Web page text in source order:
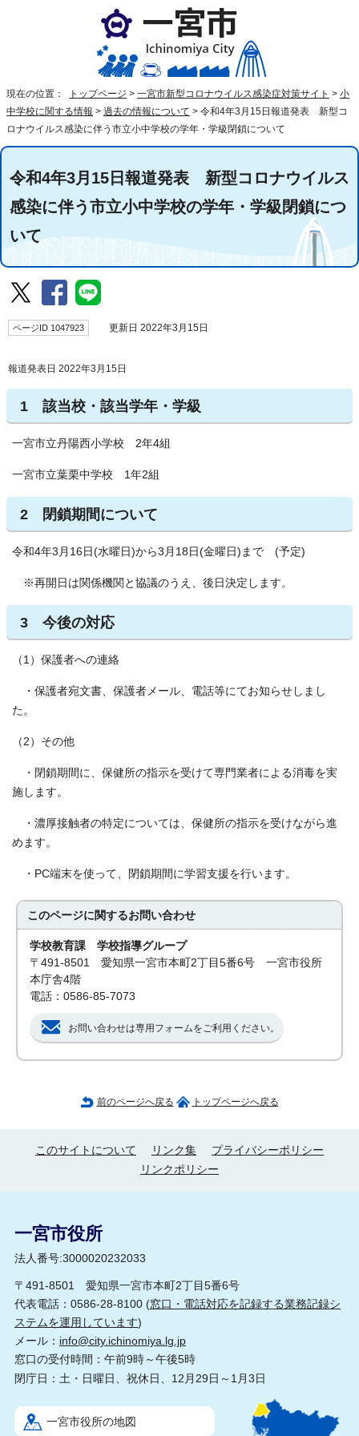
現在の位置： トップページ > 一宮市新型コロナウイルス感染症対策サイト > 小
中学校に関する情報 > 過去の情報について > 令和4年3月15日報道発表 新型コ
ロナウイルス感染に伴う市立小中学校の学年・学級閉鎖について
令和4年3月15日報道発表 新型コロナウイルス
感染に伴う市立小中学校の学年・学級閉鎖につ
いて
ページID 1047923 更新日 2022年3月15日
報道発表日 2022年3月15日
1 該当校・該当学年・学級
一宮市立丹陽西小学校 2年4組
一宮市立葉栗中学校 1年2組
2 閉鎖期間について
令和4年3月16日(水曜日)から3月18日(金曜日)まで (予定)
※再開日は関係機関と協議のうえ、後日決定します。
3 今後の対応
（1）保護者への連絡
・保護者宛文書、保護者メール、電話等にてお知らせしまし
た。
（2）その他
・閉鎖期間に、保健所の指示を受けて専門業者による消毒を実
施します。
・濃厚接触者の特定については、保健所の指示を受けながら進
めます。
・PC端末を使って、閉鎖期間に学習支援を行います。
このページに関するお問い合わせ
学校教育課 学校指導グループ
〒491-8501 愛知県一宮市本町2丁目5番6号 一宮市役所
本庁舎4階
電話：0586-85-7073
お問い合わせは専用フォームをご利用ください。
前のページへ戻る トップページへ戻る
このサイトについて リンク集
プライバシーポリシー
リンクポリシー
一宮市役所
法人番号:3000020232033
〒491-8501 愛知県一宮市本町2丁目5番6号
代表電話：0586-28-8100 (窓口・電話対応を記録する業務記録シ
ステムを運用しています)
メール： info@city.ichinomiya.lg.jp
窓口の受付時間：午前9時～午後5時
閉庁日：土・日曜日、祝休日、12月29日～1月3日
一宮市役所の地図